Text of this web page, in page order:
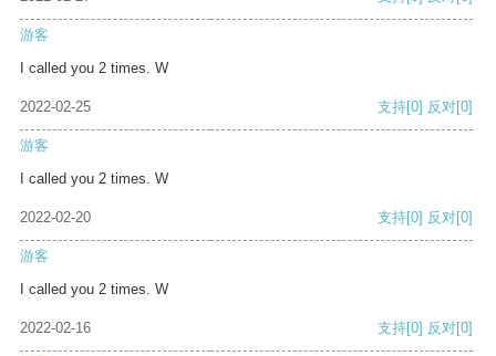
游客
I called you 2 times. W
2022-02-25 支持[0] 反对[0]
游客
I called you 2 times. W
2022-02-20 支持[0] 反对[0]
游客
I called you 2 times. W
2022-02-16 支持[0] 反对[0]